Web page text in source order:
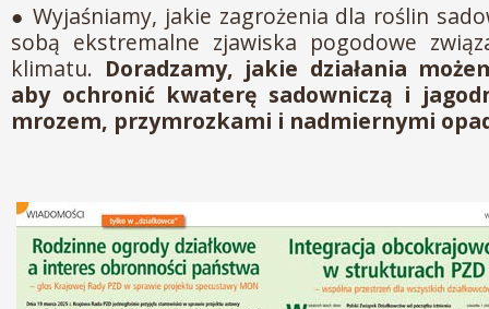
● Wyjaśniamy, jakie zagrożenia dla roślin
sobą ekstremalne zjawiska pogodowe
klimatu. Doradzamy, jakie działania
aby ochronić kwaterę sadowniczą i
mrozem, przymrozkami i nadmiernymi